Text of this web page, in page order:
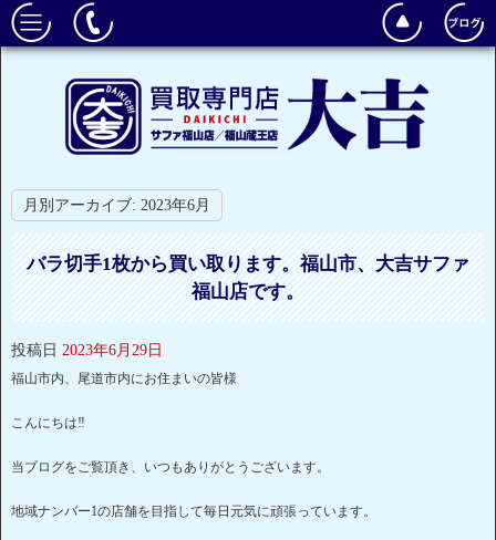
月別アーカイブ: 2023年6月
バラ切手1枚から買い取ります。福山市、大吉サファ
福山店です。
投稿日 2023年6月29日
福山市内、尾道市内にお住まいの皆様
こんにちは‼
当ブログをご覧頂き、いつもありがとうございます。
地域ナンバー1の店舗を目指して毎日元気に頑張っています。